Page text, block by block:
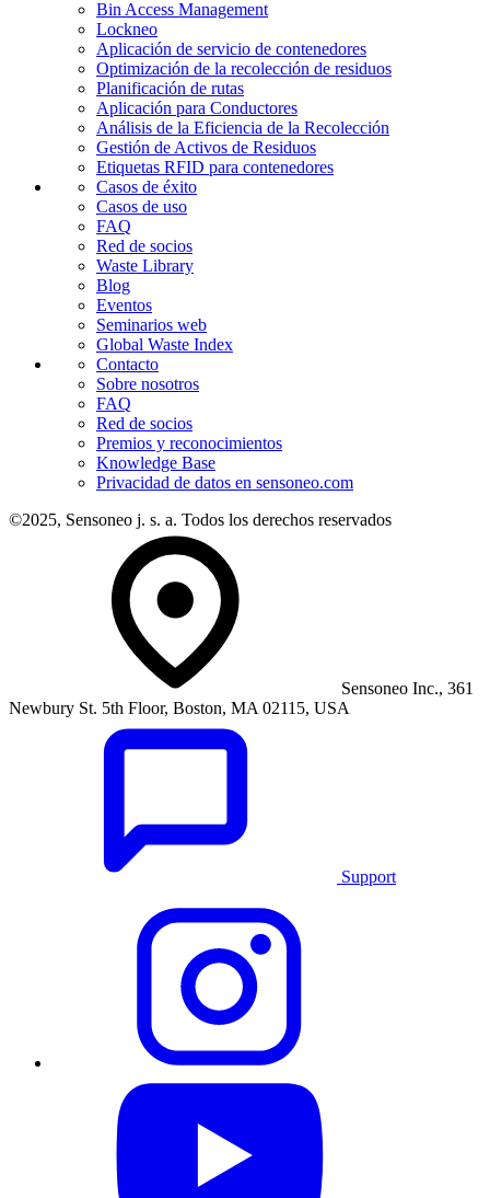
Bin Access Management
Lockneo
Aplicación de servicio de contenedores
Optimización de la recolección de residuos
Planificación de rutas
Aplicación para Conductores
Análisis de la Eficiencia de la Recolección
Gestión de Activos de Residuos
Etiquetas RFID para contenedores
Casos de éxito
Casos de uso
FAQ
Red de socios
Waste Library
Blog
Eventos
Seminarios web
Global Waste Index
Contacto
Sobre nosotros
FAQ
Red de socios
Premios y reconocimientos
Knowledge Base
Privacidad de datos en sensoneo.com
©2025, Sensoneo j. s. a. Todos los derechos reservados
Sensoneo Inc., 361
Newbury St. 5th Floor, Boston, MA 02115, USA
Support